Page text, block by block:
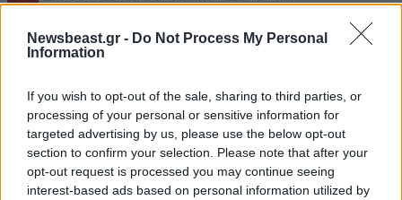
Newsbeast.gr - Do Not Process My Personal
Information
If you wish to opt-out of the sale, sharing to third parties, or
processing of your personal or sensitive information for
targeted advertising by us, please use the below opt-out
section to confirm your selection. Please note that after your
opt-out request is processed you may continue seeing
interest-based ads based on personal information utilized by
ΠΡΟΣΘΕΣΤΕ ΤΟ ΣΧΟΛΙΟ ΣΑΣ